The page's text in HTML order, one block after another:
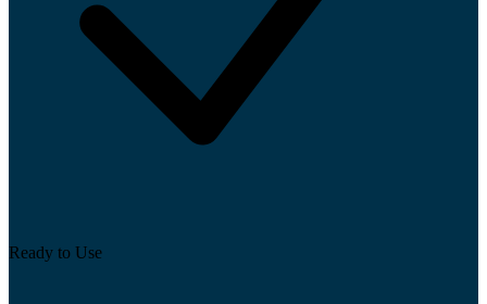
Ready to Use